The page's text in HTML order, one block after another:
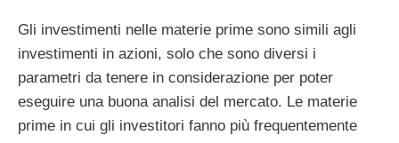
Gli investimenti nelle materie prime sono simili agli
investimenti in azioni, solo che sono diversi i
parametri da tenere in considerazione per poter
eseguire una buona analisi del mercato. Le materie
prime in cui gli investitori fanno più frequentemente